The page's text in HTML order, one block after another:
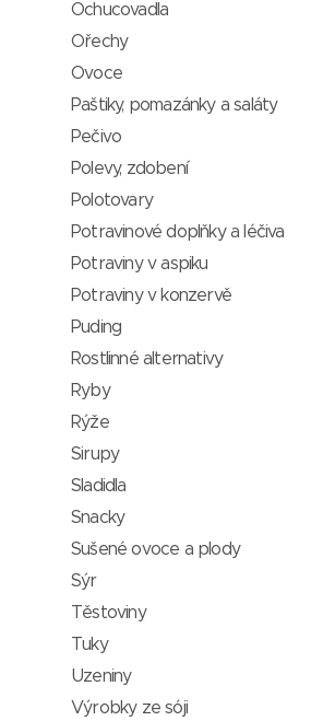
Ochucovadla
Ořechy
Ovoce
Paštiky, pomazánky a saláty
Pečivo
Polevy, zdobení
Polotovary
Potravinové doplňky a léčiva
Potraviny v aspiku
Potraviny v konzervě
Puding
Rostlinné alternativy
Ryby
Rýže
Sirupy
Sladidla
Snacky
Sušené ovoce a plody
Sýr
Těstoviny
Tuky
Uzeniny
Výrobky ze sóji